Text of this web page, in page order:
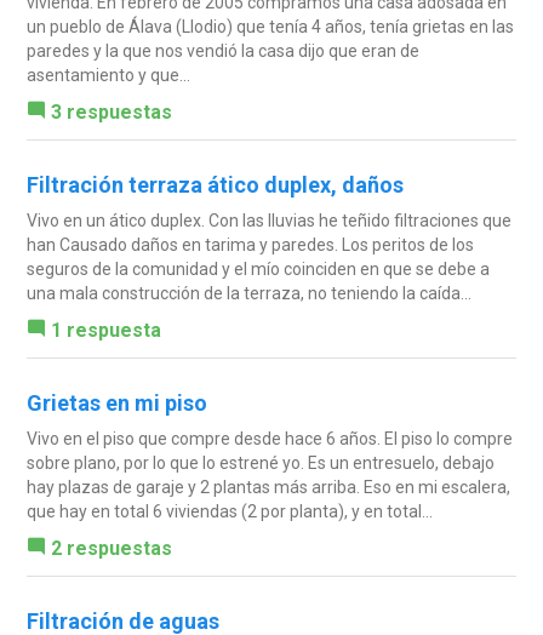
un pueblo de Álava (Llodio) que tenía 4 años, tenía grietas en las
paredes y la que nos vendió la casa dijo que eran de
asentamiento y que...
3 respuestas
Filtración terraza ático duplex, daños
Vivo en un ático duplex. Con las lluvias he teñido filtraciones que
han Causado daños en tarima y paredes. Los peritos de los
seguros de la comunidad y el mío coinciden en que se debe a
una mala construcción de la terraza, no teniendo la caída...
1 respuesta
Grietas en mi piso
Vivo en el piso que compre desde hace 6 años. El piso lo compre
sobre plano, por lo que lo estrené yo. Es un entresuelo, debajo
hay plazas de garaje y 2 plantas más arriba. Eso en mi escalera,
que hay en total 6 viviendas (2 por planta), y en total...
2 respuestas
Filtración de aguas